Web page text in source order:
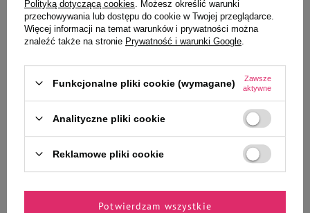
Najniższa cena produktu w okresie
30 dni przed wprowadzeniem
obniżki:84,78 zł
- +
Najniższa cena produktu w okresie
30 dni przed wprowadzeniem
obniżki:84,78 zł
-
Do koszyka
Polityką dotyczącą cookies . Możesz określić warunki
przechowywania lub dostępu do cookie w Twojej przeglądarce.
Więcej informacji na temat warunków i prywatności można
znaleźć także na stronie Prywatność i warunki Google
Funkcjonalne pliki cookie (wymagane)
Zawsze
aktywne
Analityczne pliki cookie
Reklamowe pliki cookie
Potwierdzam wszystkie